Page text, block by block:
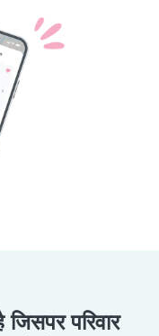
परिवार